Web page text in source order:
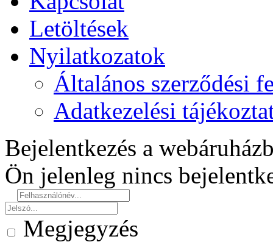
Letöltések
Nyilatkozatok
Általános szerződési
Adatkezelési
Bejelentkezés a
Ön jelenleg nincs
Megjegyzés